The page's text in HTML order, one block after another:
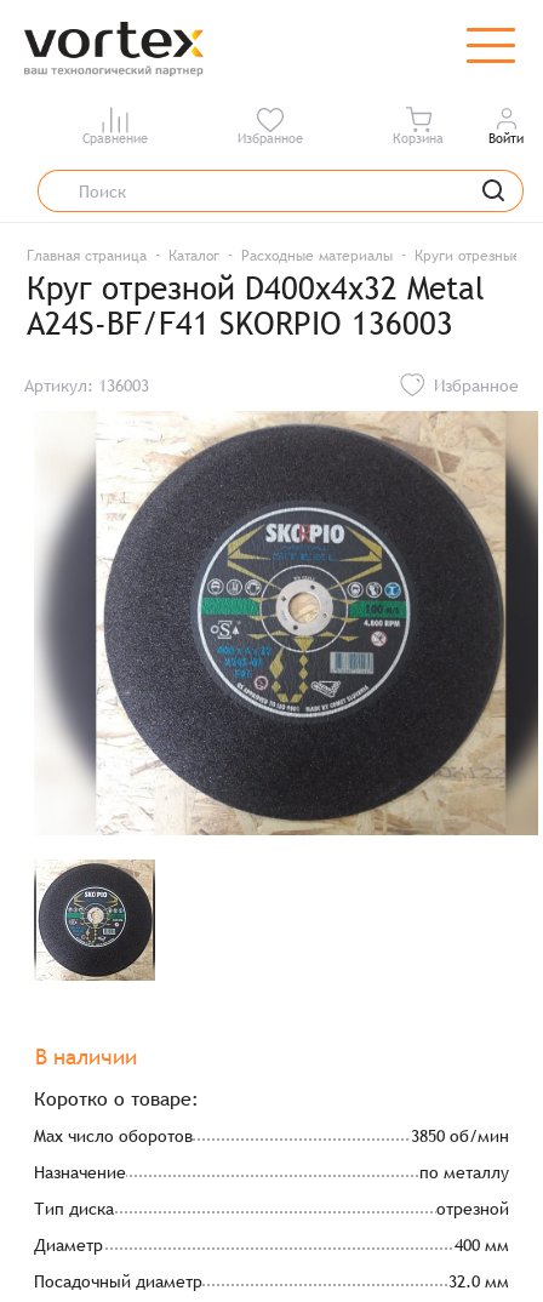
Сравнение Избранное Корзина Войти
Главная страница Каталог Расходные материалы Круги отрезные
Круг отрезной D400х4х32 Metal
A24S-BF/F41 SKORPIO 136003
Артикул: 136003 Избранное
В наличии
Коротко о товаре:
Max число оборотов
3850 об/мин
Назначение
по металлу
Тип диска
отрезной
Диаметр
400 мм
Посадочный диаметр
32.0 мм